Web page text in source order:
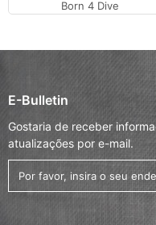
Born 4 Dive
E-Bulletin
Gostaria de receber
atualizações por e-mail.